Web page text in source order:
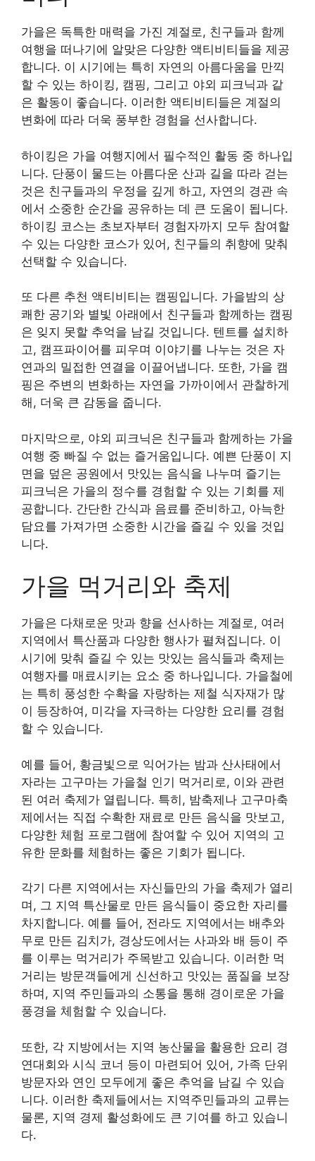
가을은 독특한 매력을 가진 계절로, 친구들과 함께
여행을 떠나기에 알맞은 다양한 액티비티들을 제공
합니다. 이 시기에는 특히 자연의 아름다움을 만끽
할 수 있는 하이킹, 캠핑, 그리고 야외 피크닉과 같
은 활동이 좋습니다. 이러한 액티비티들은 계절의
변화에 따라 더욱 풍부한 경험을 선사합니다.
하이킹은 가을 여행지에서 필수적인 활동 중 하나입
니다. 단풍이 물드는 아름다운 산과 길을 따라 걷는
것은 친구들과의 우정을 깊게 하고, 자연의 경관 속
에서 소중한 순간을 공유하는 데 큰 도움이 됩니다.
하이킹 코스는 초보자부터 경험자까지 모두 참여할
수 있는 다양한 코스가 있어, 친구들의 취향에 맞춰
선택할 수 있습니다.
또 다른 추천 액티비티는 캠핑입니다. 가을밤의 상
쾌한 공기와 별빛 아래에서 친구들과 함께하는 캠핑
은 잊지 못할 추억을 남길 것입니다. 텐트를 설치하
고, 캠프파이어를 피우며 이야기를 나누는 것은 자
연과의 밀접한 연결을 이끌어냅니다. 또한, 가을 캠
핑은 주변의 변화하는 자연을 가까이에서 관찰하게
해, 더욱 큰 감동을 줍니다.
마지막으로, 야외 피크닉은 친구들과 함께하는 가을
여행 중 빠질 수 없는 즐거움입니다. 예쁜 단풍이 지
면을 덮은 공원에서 맛있는 음식을 나누며 즐기는
피크닉은 가을의 정수를 경험할 수 있는 기회를 제
공합니다. 간단한 간식과 음료를 준비하고, 아늑한
담요를 가져가면 소중한 시간을 즐길 수 있을 것입
니다.
가을 먹거리와 축제
가을은 다채로운 맛과 향을 선사하는 계절로, 여러
지역에서 특산품과 다양한 행사가 펼쳐집니다. 이
시기에 맞춰 즐길 수 있는 맛있는 음식들과 축제는
여행자를 매료시키는 요소 중 하나입니다. 가을철에
는 특히 풍성한 수확을 자랑하는 제철 식자재가 많
이 등장하여, 미각을 자극하는 다양한 요리를 경험
할 수 있습니다.
예를 들어, 황금빛으로 익어가는 밤과 산사태에서
자라는 고구마는 가을철 인기 먹거리로, 이와 관련
된 여러 축제가 열립니다. 특히, 밤축제나 고구마축
제에서는 직접 수확한 재료로 만든 음식을 맛보고,
다양한 체험 프로그램에 참여할 수 있어 지역의 고
유한 문화를 체험하는 좋은 기회가 됩니다.
각기 다른 지역에서는 자신들만의 가을 축제가 열리
며, 그 지역 특산물로 만든 음식들이 중요한 자리를
차지합니다. 예를 들어, 전라도 지역에서는 배추와
무로 만든 김치가, 경상도에서는 사과와 배 등이 주
를 이루는 먹거리가 주목받고 있습니다. 이러한 먹
거리는 방문객들에게 신선하고 맛있는 품질을 보장
하며, 지역 주민들과의 소통을 통해 경이로운 가을
풍경을 체험할 수 있습니다.
또한, 각 지방에서는 지역 농산물을 활용한 요리 경
연대회와 시식 코너 등이 마련되어 있어, 가족 단위
방문자와 연인 모두에게 좋은 추억을 남길 수 있습
니다. 이러한 축제들에서는 지역주민들과의 교류는
물론, 지역 경제 활성화에도 큰 기여를 하고 있습니
다.